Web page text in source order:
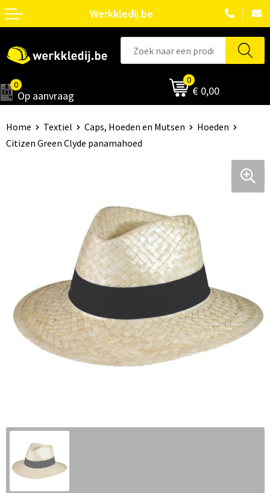
Werkkledij.be
0
Op aanvraag
0
€ 0,00
Home Textiel Caps, Hoeden en Mutsen
Hoeden
Citizen Green Clyde panamahoed